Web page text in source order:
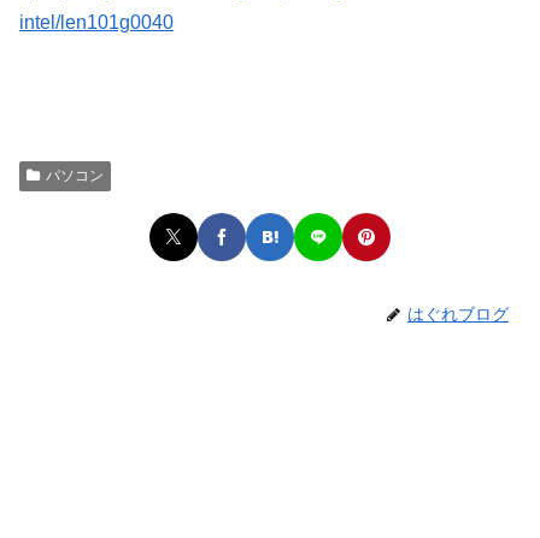
intel/len101g0040
パソコン
はぐれブログ